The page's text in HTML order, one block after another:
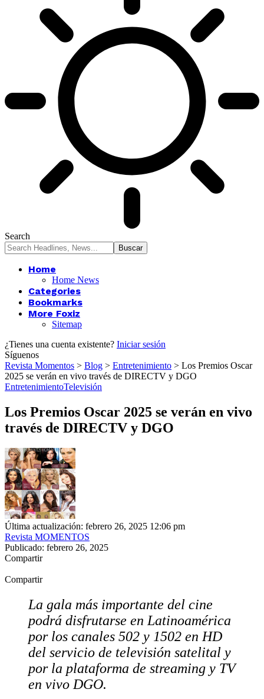
Search
Home
Home News
Categories
Bookmarks
More Foxiz
Sitemap
¿Tienes una cuenta existente? Iniciar sesión
Síguenos
Revista Momentos > Blog > Entretenimiento > Los Premios Oscar
2025 se verán en vivo través de DIRECTV y DGO
EntretenimientoTelevisión
Los Premios Oscar 2025 se verán en vivo
través de DIRECTV y DGO
Última actualización: febrero 26, 2025 12:06 pm
Revista MOMENTOS
Publicado: febrero 26, 2025
Compartir
Compartir
La gala más importante del cine
podrá disfrutarse en Latinoamérica
por los canales 502 y 1502 en HD
del servicio de televisión satelital y
por la plataforma de streaming y TV
en vivo DGO.